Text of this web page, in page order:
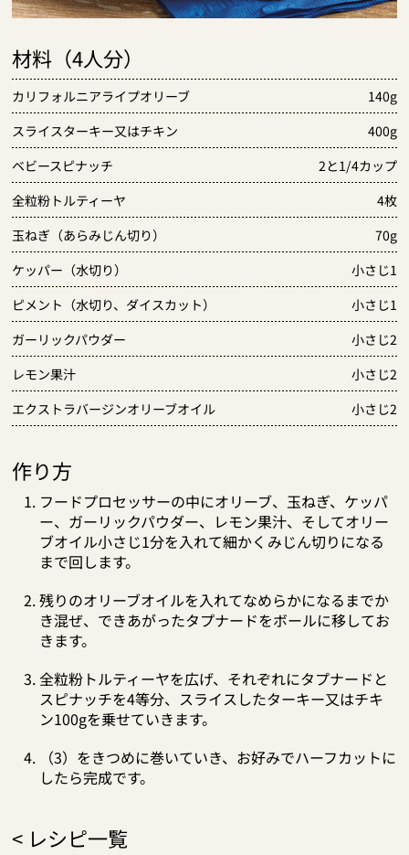
材料（4人分）
カリフォルニアライプオリーブ
140g
スライスターキー又はチキン
400g
ベビースピナッチ
2と1/4カップ
全粒粉トルティーヤ
4枚
玉ねぎ（あらみじん切り）
70g
ケッパー（水切り）
小さじ1
ピメント（水切り、ダイスカット）
小さじ1
ガーリックパウダー
小さじ2
レモン果汁
小さじ2
エクストラバージンオリーブオイル
小さじ2
作り方
フードプロセッサーの中にオリーブ、玉ねぎ、ケッパ
ー、ガーリックパウダー、レモン果汁、そしてオリー
ブオイル小さじ1分を入れて細かくみじん切りになる
まで回します。
残りのオリーブオイルを入れてなめらかになるまでか
き混ぜ、できあがったタプナードをボールに移してお
きます。
全粒粉トルティーヤを広げ、それぞれにタプナードと
スピナッチを4等分、スライスしたターキー又はチキ
ン100gを乗せていきます。
（3）をきつめに巻いていき、お好みでハーフカットに
したら完成です。
< レシピ一覧